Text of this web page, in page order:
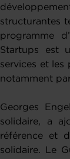
structurantes
programme
Startups est
services et les
notamment
Georges
solidaire, a
référence et
solidaire. Le